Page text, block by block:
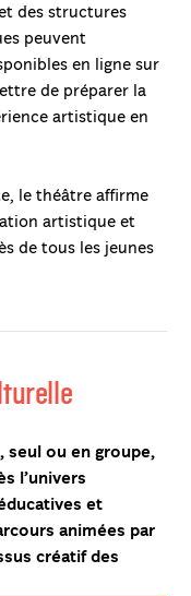
des structures
peuvent
en ligne sur
de préparer la
artistique en
le théâtre affirme
artistique et
de tous les jeunes
seul ou en groupe,
l’univers
et
animées par
créatif des